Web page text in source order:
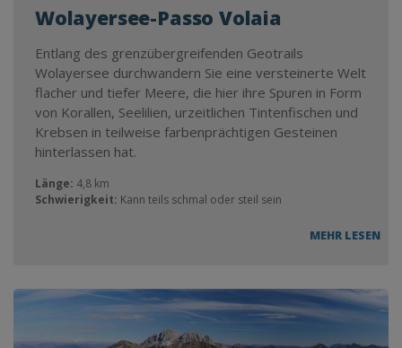
Wolayersee-Passo Volaia
Entlang des grenzübergreifenden Geotrails
Wolayersee durchwandern Sie eine versteinerte Welt
flacher und tiefer Meere, die hier ihre Spuren in Form
von Korallen, Seelilien, urzeitlichen Tintenfischen und
Krebsen in teilweise farbenprächtigen Gesteinen
hinterlassen hat.
Länge: 4,8 km
Schwierigkeit: Kann teils schmal oder steil sein
MEHR LESEN